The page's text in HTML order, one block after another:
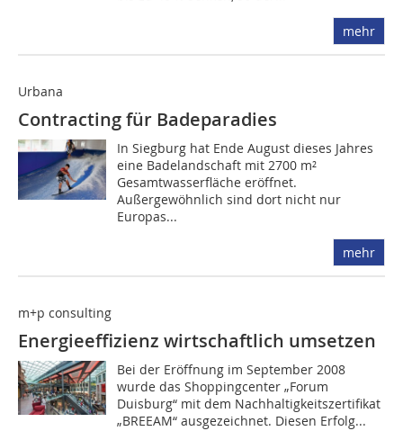
mehr
Urbana
Contracting für Badeparadies
In Siegburg hat Ende August dieses Jahres
eine Badelandschaft mit 2700 m²
Gesamtwasserfläche eröffnet.
Außergewöhnlich sind dort nicht nur
Europas...
mehr
m+p consulting
Energieeffizienz wirtschaftlich umsetzen
Bei der Eröffnung im September 2008
wurde das Shoppingcenter „Forum
Duisburg“ mit dem Nachhaltigkeitszertifikat
„BREEAM“ ausgezeichnet. Diesen Erfolg...